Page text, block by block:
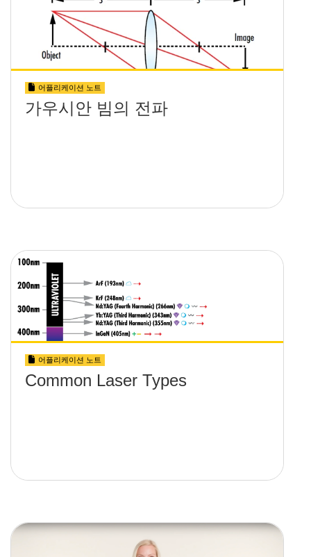
어플리케이션 노트
가우시안 빔의 전파
어플리케이션 노트
Common Laser Types